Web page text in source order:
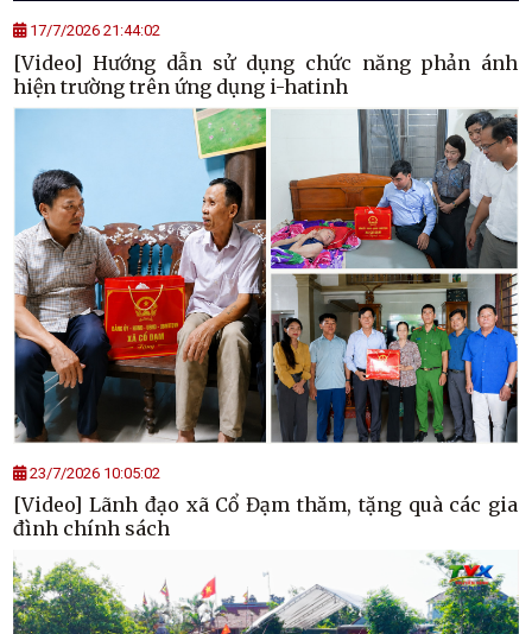
17/7/2026 21:44:02
[Video] Hướng dẫn sử dụng chức năng phản ánh
hiện trường trên ứng dụng i-hatinh
23/7/2026 10:05:02
[Video] Lãnh đạo xã Cổ Đạm thăm, tặng quà các gia
đình chính sách